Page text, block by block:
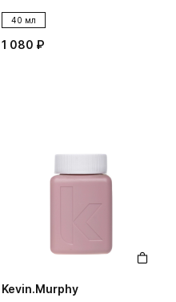
40 мл
1 080 ₽
Kevin.Murphy